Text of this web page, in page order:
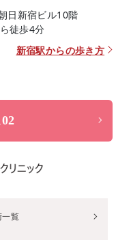
日新宿ビル10階
徒歩4分
新宿駅からの歩き方
一覧